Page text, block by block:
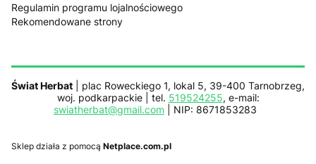
Regulamin programu lojalnościowego
Rekomendowane strony
Świat Herbat | plac Roweckiego 1, lokal 5, 39-400 Tarnobrzeg,
woj. podkarpackie | tel. 519524255, e-mail:
swiatherbat@gmail.com | NIP: 8671853283
Sklep działa z pomocą Netplace.com.pl